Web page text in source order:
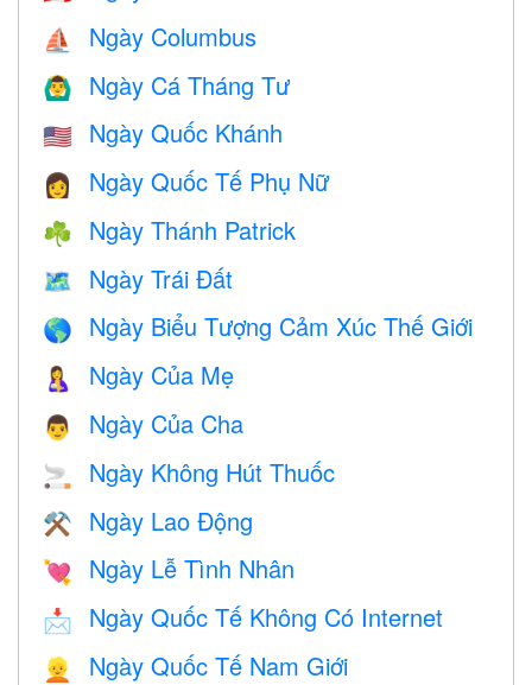
⛵️ Ngày Columbus
🙆‍♂️ Ngày Cá Tháng Tư
🇺🇸 Ngày Quốc Khánh
👩 Ngày Quốc Tế Phụ Nữ
☘️ Ngày Thánh Patrick
🗺️ Ngày Trái Đất
🌎 Ngày Biểu Tượng Cảm Xúc Thế Giới
🤱 Ngày Của Mẹ
👨 Ngày Của Cha
🚬 Ngày Không Hút Thuốc
⚒️ Ngày Lao Động
💘 Ngày Lễ Tình Nhân
📩 Ngày Quốc Tế Không Có Internet
👱 Ngày Quốc Tế Nam Giới